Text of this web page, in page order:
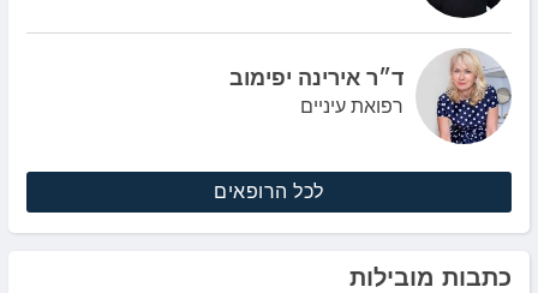
ד״ר אירינה יפימוב
רפואת עיניים
לכל הרופאים
כתבות מובילות